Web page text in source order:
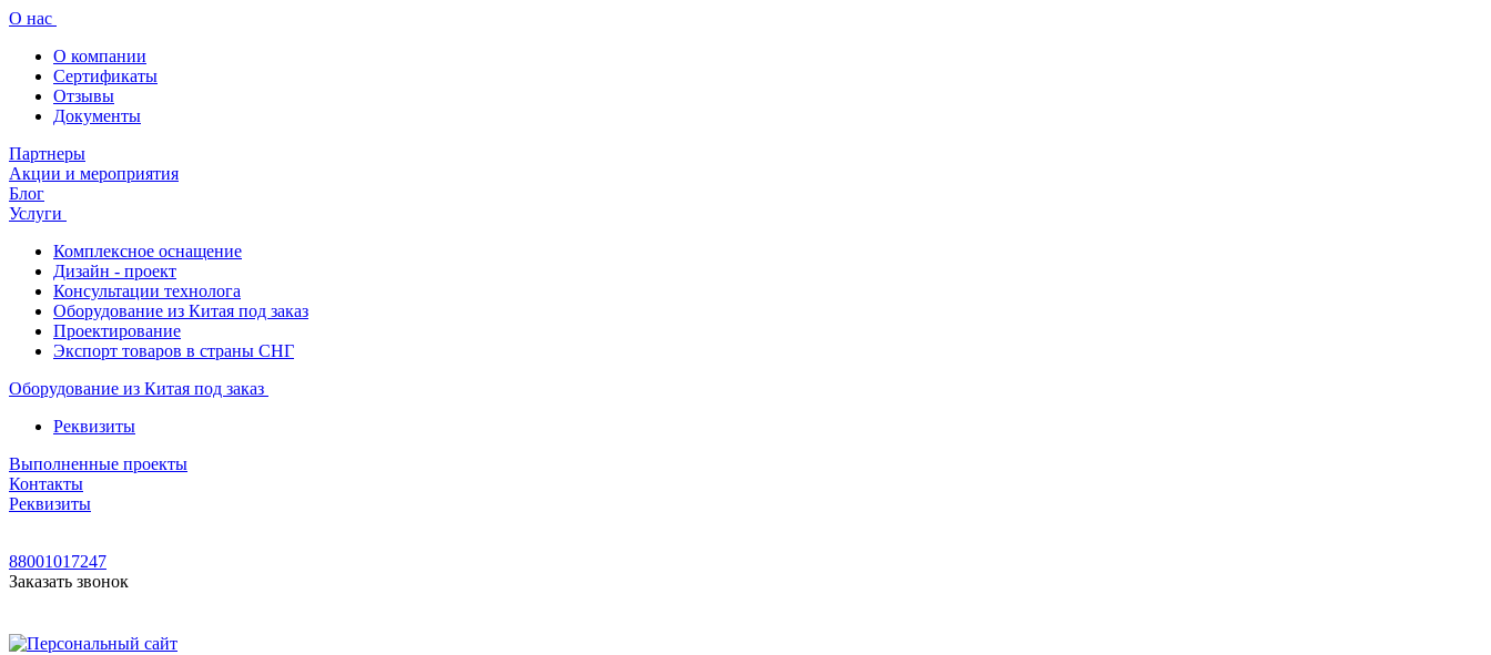
О нас
О компании
Сертификаты
Отзывы
Документы
Партнеры
Акции и мероприятия
Блог
Услуги
Комплексное оснащение
Дизайн - проект
Консультации технолога
Оборудование из Китая под заказ
Проектирование
Экспорт товаров в страны СНГ
Оборудование из Китая под заказ
Реквизиты
Выполненные проекты
Контакты
Реквизиты
88001017247
Заказать звонок